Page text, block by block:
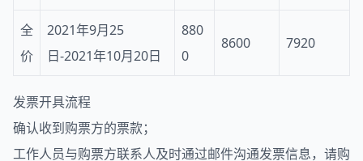
全
价
2021年9月25
日-2021年10月20日
880
0
8600 7920
发票开具流程
确认收到购票方的票款；
工作人员与购票方联系人及时通过邮件沟通发票信息，请购